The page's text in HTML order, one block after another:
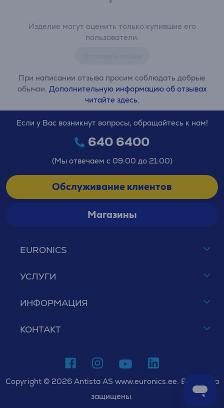
Изделие могут оценить только купившие его
пользователи.
При написании отзыва просим соблюдать добрые
обычаи. Дополнительную информацию об отзывах
читайте здесь.
EURONICS
УСЛУГИ
ИНФОРМАЦИЯ
КОНТАКТ
Если у Вас возникнут вопросы, обращайтесь к нам!
640 6400
(Мы отвечаем с 09:00 до 21:00)
Обслуживание клиентов
Магазины
Copyright © 2026 Antista AS www.euronics.ee. Все права
защищены.